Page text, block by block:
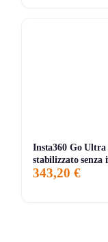
Insta360 Go
stabilizzato
343,20 €